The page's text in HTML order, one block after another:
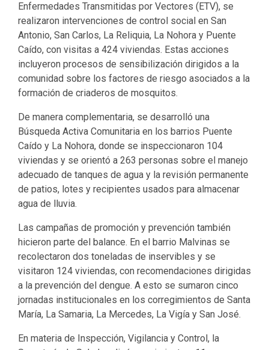
Enfermedades Transmitidas por Vectores (ETV), se
realizaron intervenciones de control social en San
Antonio, San Carlos, La Reliquia, La Nohora y Puente
Caído, con visitas a 424 viviendas. Estas acciones
incluyeron procesos de sensibilización dirigidos a la
comunidad sobre los factores de riesgo asociados a la
formación de criaderos de mosquitos.
De manera complementaria, se desarrolló una
Búsqueda Activa Comunitaria en los barrios Puente
Caído y La Nohora, donde se inspeccionaron 104
viviendas y se orientó a 263 personas sobre el manejo
adecuado de tanques de agua y la revisión permanente
de patios, lotes y recipientes usados para almacenar
agua de lluvia.
Las campañas de promoción y prevención también
hicieron parte del balance. En el barrio Malvinas se
recolectaron dos toneladas de inservibles y se
visitaron 124 viviendas, con recomendaciones dirigidas
a la prevención del dengue. A esto se sumaron cinco
jornadas institucionales en los corregimientos de Santa
María, La Samaria, La Mercedes, La Vigía y San José.
En materia de Inspección, Vigilancia y Control, la